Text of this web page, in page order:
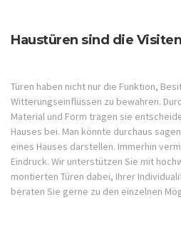
Haustüren sind die
Türen haben nicht nur die Funktion,
Witterungseinflüssen zu bewahren.
Material und Form tragen sie
Hauses bei. Man könnte durchaus
eines Hauses darstellen. Immerhin
Eindruck. Wir unterstützen Sie mit
montierten Türen dabei, Ihrer
beraten Sie gerne zu den einzelnen